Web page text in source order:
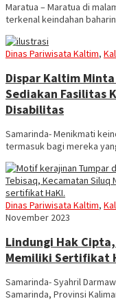
Maratua – Maratua di
terkenal keindahan
Dinas Pariwisata Kaltim,
Dispar Kaltim
Sediakan Fasilitas
Disabilitas
Samarinda- Menikmati
termasuk bagi mereka
Dinas Pariwisata Kaltim,
November 2023
Lindungi Hak
Memiliki Sertifikat
Samarinda- Syahril
Samarinda, Provinsi